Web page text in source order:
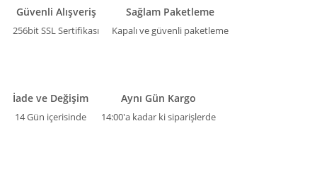
Güvenli Alışveriş
256bit SSL Sertifikası
Sağlam Paketleme
Kapalı ve güvenli paketleme
İade ve Değişim
14 Gün içerisinde
Aynı Gün Kargo
14:00'a kadar ki siparişlerde